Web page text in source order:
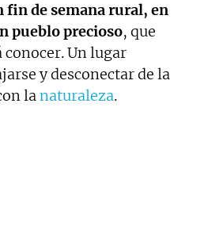
fin de semana rural, en
pueblo precioso, que
conocer. Un lugar
y desconectar de la
lanaturaleza.